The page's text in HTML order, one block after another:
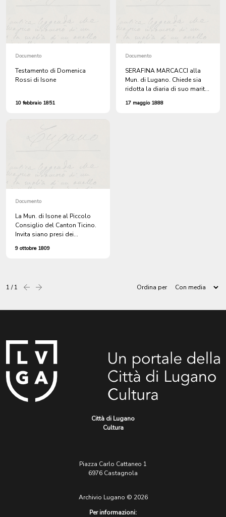
Documento
Testamento di Domenica
Rossi di Isone
10 febbraio 1851
Documento
SERAFINA MARCACCI alla
Mun. di Lugano. Chiede sia
ridotta la diaria di suo marito,
17 maggio 1888
Documento
La Mun. di Isone al Piccolo
Consiglio del Canton Ticino.
Invita siano presi dei
deliberatari dei boschi di
scorrere lungo la valle.
9 ottobre 1809
1 / 1 Precedentesuccessiva Ordina per
Città di Lugano
Cultura
Piazza Carlo Cattaneo 1
6976 Castagnola
Archivio Lugano © 2026
Per informazioni: